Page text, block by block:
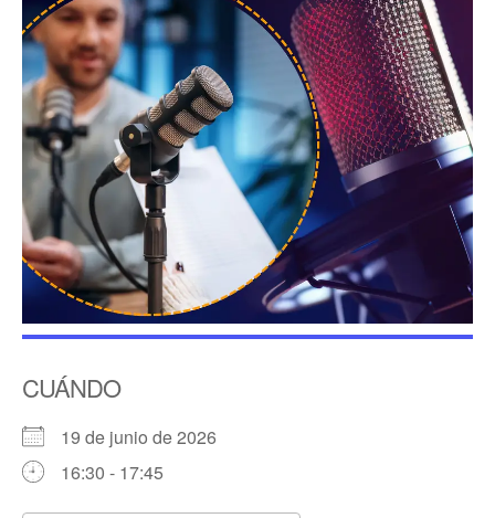
CUÁNDO
19 de junio de 2026
16:30 - 17:45